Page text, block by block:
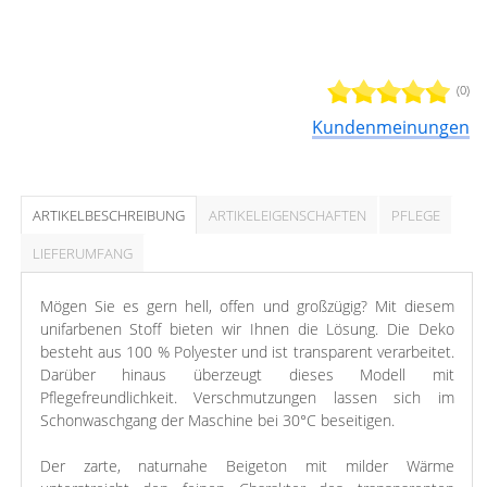
(0)
Kundenmeinungen
ARTIKELBESCHREIBUNG ARTIKELEIGENSCHAFTEN
PFLEGE
LIEFERUMFANG
Mögen Sie es gern hell, offen und großzügig? Mit diesem
unifarbenen Stoff bieten wir Ihnen die Lösung. Die Deko
besteht aus 100 % Polyester und ist transparent verarbeitet.
Darüber hinaus überzeugt dieses Modell mit
Pflegefreundlichkeit. Verschmutzungen lassen sich im
Schonwaschgang der Maschine bei 30°C beseitigen.
Der zarte, naturnahe Beigeton mit milder Wärme